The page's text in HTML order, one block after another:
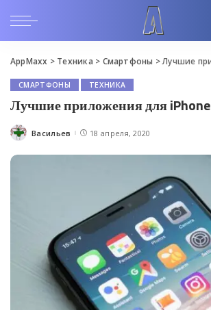
AppMaxx > Техника > Смартфоны >Лучшие
СМАРТФОНЫ ТЕХНИКА
Лучшие приложения для
Posted
Васильев 18 апреля, 2020